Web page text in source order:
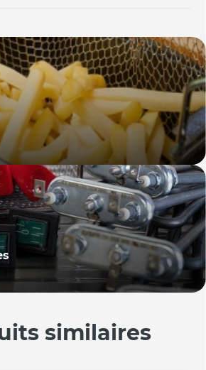
similaires